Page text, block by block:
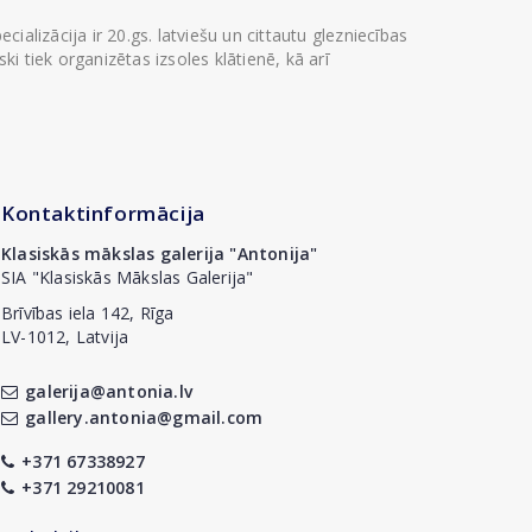
ir 20.gs. latviešu un cittautu glezniecības
tiek organizētas izsoles klātienē, kā arī
Kontaktinformācija
Klasiskās mākslas galerija "Antonija"
SIA "Klasiskās Mākslas Galerija"
Brīvības iela 142, Rīga
LV-1012, Latvija
galerija@antonia.lv
gallery.antonia@gmail.com
+371 67338927
+371 29210081